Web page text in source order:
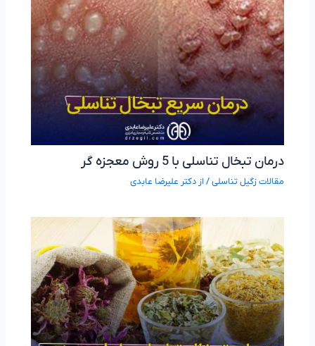
درمان تبخال تناسلی با 5 روش معجزه گر
مقالات زگیل تناسلی/ از دکتر علیرضا عابدی